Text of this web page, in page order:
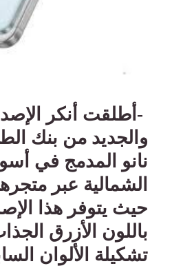
- أطلقت أنكر
والجديد من بنك
نانو المدمج في
الشمالية عبر
حيث يتوفر هذا
باللون الأزرق
تشكيلة الألوان